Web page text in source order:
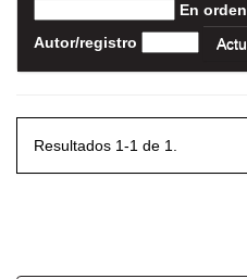
En orden
Autor/registro
Resultados 1-1 de 1.